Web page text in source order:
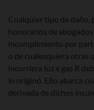
Cualquier tipo de daño,
honorarios de
incumplimiento por
o de cualesquiera otras
incurriera luz e gas R
lo originó. Ello abarca
derivada de dichos